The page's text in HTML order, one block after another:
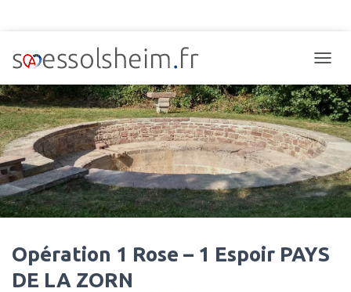
Opération 1 Rose – 1 Espoir PAYS
DE LA ZORN